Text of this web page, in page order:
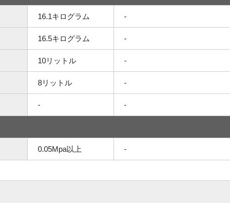
16.1キログラム -
16.5キログラム -
10リットル -
8リットル -
- -
0.05Mpa以上 -